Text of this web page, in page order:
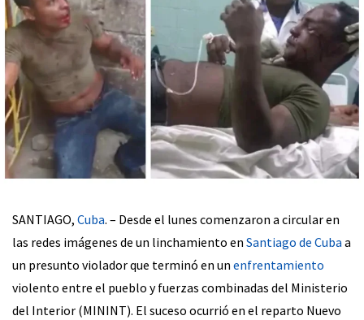
SANTIAGO, Cuba. – Desde el lunes comenzaron a circular en
las redes imágenes de un linchamiento en Santiago de Cuba a
un presunto violador que terminó en un enfrentamiento
violento entre el pueblo y fuerzas combinadas del Ministerio
del Interior (MININT). El suceso ocurrió en el reparto Nuevo